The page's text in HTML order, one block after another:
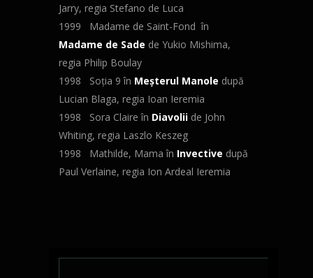
Jarry, regia Stefano de Luca
1999 Madame de Saint-Fond în
Madame de Sade de Yukio Mishima,
regia Philip Boulay
1998 Soţia 9 în Meşterul Manole după
Lucian Blaga, regia Ioan Ieremia
1998 Sora Claire în Diavolii de John
Whiting, regia Laszlo Keszeg
1998 Mathilde, Mama în Invective după
Paul Verlaine, regia Ion Ardeal Ieremia